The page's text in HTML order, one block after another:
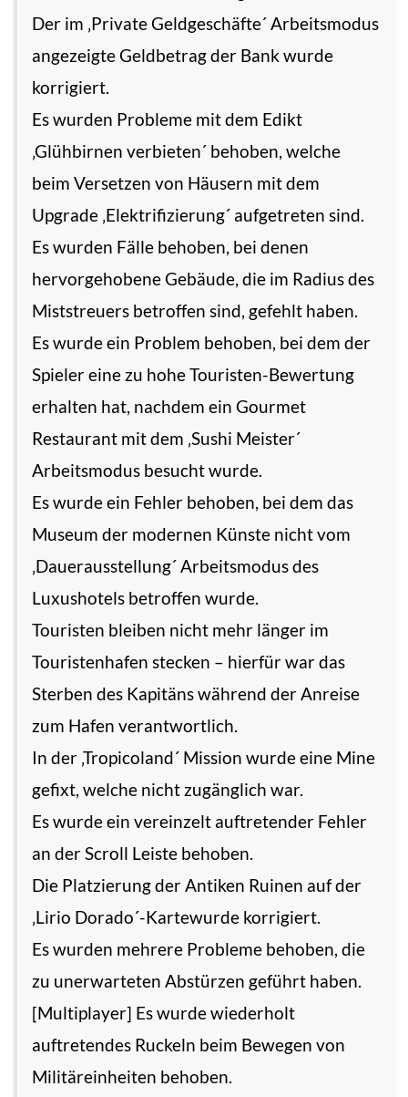
Der im ‚Private Geldgeschäfte´ Arbeitsmodus
angezeigte Geldbetrag der Bank wurde
korrigiert.
Es wurden Probleme mit dem Edikt
‚Glühbirnen verbieten´ behoben, welche
beim Versetzen von Häusern mit dem
Upgrade ‚Elektrifizierung´ aufgetreten sind.
Es wurden Fälle behoben, bei denen
hervorgehobene Gebäude, die im Radius des
Miststreuers betroffen sind, gefehlt haben.
Es wurde ein Problem behoben, bei dem der
Spieler eine zu hohe Touristen-Bewertung
erhalten hat, nachdem ein Gourmet
Restaurant mit dem ‚Sushi Meister´
Arbeitsmodus besucht wurde.
Es wurde ein Fehler behoben, bei dem das
Museum der modernen Künste nicht vom
‚Dauerausstellung´ Arbeitsmodus des
Luxushotels betroffen wurde.
Touristen bleiben nicht mehr länger im
Touristenhafen stecken – hierfür war das
Sterben des Kapitäns während der Anreise
zum Hafen verantwortlich.
In der ‚Tropicoland´ Mission wurde eine Mine
gefixt, welche nicht zugänglich war.
Es wurde ein vereinzelt auftretender Fehler
an der Scroll Leiste behoben.
Die Platzierung der Antiken Ruinen auf der
‚Lirio Dorado´-Kartewurde korrigiert.
Es wurden mehrere Probleme behoben, die
zu unerwarteten Abstürzen geführt haben.
[Multiplayer] Es wurde wiederholt
auftretendes Ruckeln beim Bewegen von
Militäreinheiten behoben.